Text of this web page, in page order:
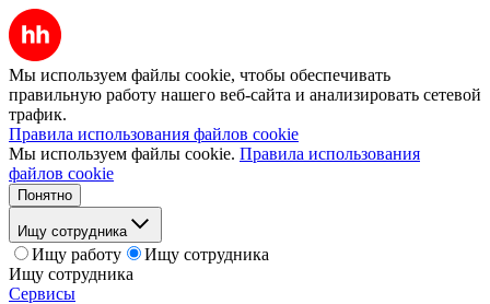
Мы используем файлы cookie, чтобы обеспечивать
правильную работу нашего веб-сайта и анализировать сетевой
трафик.
Правила использования файлов cookie
Мы используем файлы cookie. Правила использования
файлов cookie
Понятно
Ищу сотрудника
Ищу работу
Ищу сотрудника
Ищу сотрудника
Сервисы